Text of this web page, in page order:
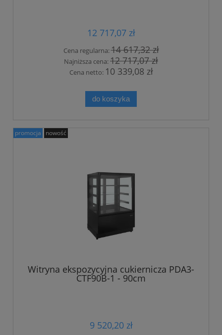
12 717,07 zł
Cena regularna:14 617,32 zł
Najniższa cena:12 717,07 zł
Cena netto: 10 339,08 zł
do koszyka
Witryna ekspozycyjna cukiernicza PDA3-
CTF90B-1 - 90cm
9 520,20 zł
promocja nowość